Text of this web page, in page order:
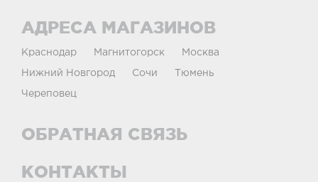
АДРЕСА МАГАЗИНОВ
Краснодар Магнитогорск Москва
Нижний Новгород Сочи Тюмень
Череповец
ОБРАТНАЯ СВЯЗЬ
КОНТАКТЫ